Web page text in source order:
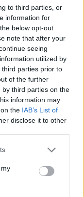
to third parties, or
information for
below opt-out
note that after your
seeing
utilized by
parties prior to
of the further
third parties on the
information may
the IAB’s List of
disclose it to other
σειρά δεικτών
Επιδαύρου άνοιξε τις
ΚΑΤΗΓΟΡΊΑ